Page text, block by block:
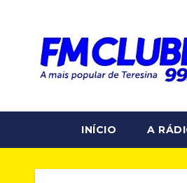
INÍCIO A